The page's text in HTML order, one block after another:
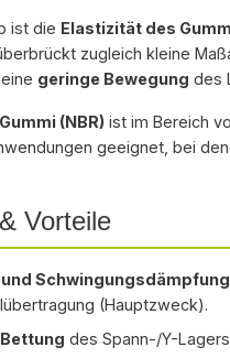
(62 mm →
passenden
unter
die Gehäuse
Fragen zur
Sie uns
ist die Elastizität des
zugleich kleine
geringe Bewegung des
Gummi (NBR) ist im Bereich
geeignet, bei
Vorteile
Schwingungsdämpfung
(Hauptzweck).
des Spann-/Y-